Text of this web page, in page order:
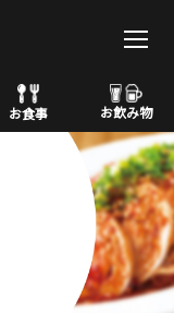
お食事 お飲み物